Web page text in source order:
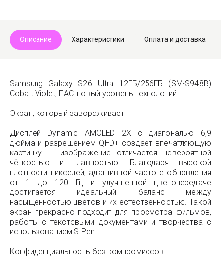
Описание Характеристики Оплата и доставка
Samsung Galaxy S26 Ultra 12ГБ/256ГБ (SM-S948B)
Cobalt Violet, EAC: новый уровень технологий
Экран, который завораживает
Дисплей Dynamic AMOLED 2X с диагональю 6,9
дюйма и разрешением QHD+ создаёт впечатляющую
картинку — изображение отличается невероятной
чёткостью и плавностью. Благодаря высокой
плотности пикселей, адаптивной частоте обновления
от 1 до 120 Гц и улучшенной цветопередаче
достигается идеальный баланс между
насыщенностью цветов и их естественностью. Такой
экран прекрасно подходит для просмотра фильмов,
работы с текстовыми документами и творчества с
использованием S Pen.
Конфиденциальность без компромиссов